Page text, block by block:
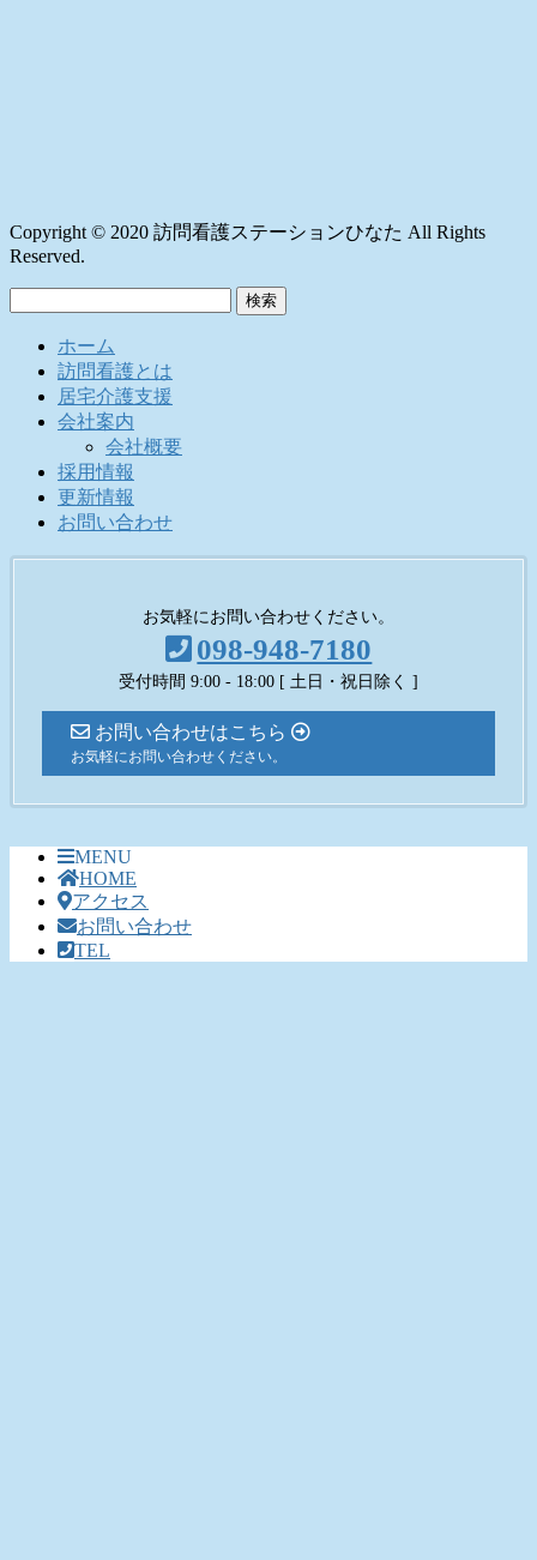
Copyright © 2020 訪問看護ステーションひなた All Rights
Reserved.
ホーム
訪問看護とは
居宅介護支援
会社案内
会社概要
採用情報
更新情報
お問い合わせ
お気軽にお問い合わせください。
098-948-7180
受付時間 9:00 - 18:00 [ 土日・祝日除く ]
お問い合わせはこちら
お気軽にお問い合わせください。
MENU
HOME
アクセス
お問い合わせ
TEL